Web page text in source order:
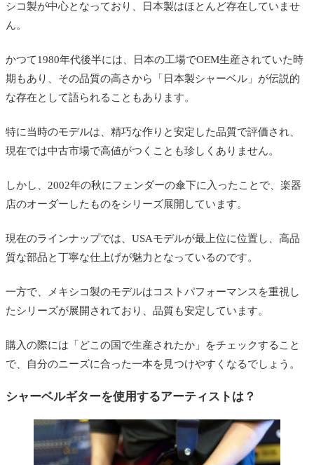
シコ製が中心となっており、日本製はほとんど存在していませ
ん。
かつて1980年代後半には、日本の工場でOEM生産されていた時
期もあり、その品質の高さから「日本製シャーベル」が伝説的
な存在として語られることもあります。
特に当時のモデルは、精巧な作りと安定した品質で評価され、
現在では中古市場で高値がつくことも珍しくありません。
しかし、2002年の秋にフェンダーの傘下に入ったことで、楽器
店のオーダーしたものをシリーズ展開しています。
現在のラインナップでは、USAモデルが最上位に位置し、高品
質な部品と丁寧な仕上げが魅力となっているのです。
一方で、メキシコ製のモデルはコストパフォーマンスを重視し
たシリーズが展開されており、品質も安定しています。
購入の際には「どこの国で生産されたか」をチェックすること
で、自分のニーズに合った一本を見つけやすくなるでしょう。
シャーベルギターを使用するアーティストは？